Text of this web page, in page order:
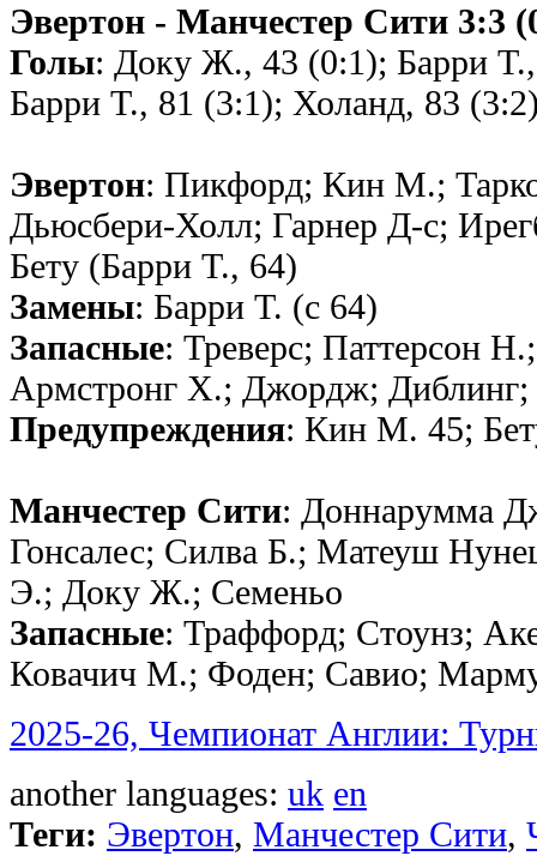
Эвертон - Манчестер Сити 3:3
Голы: Доку Ж., 43 (0:1); Барри
Барри T., 81 (3:1); Холанд, 83
Эвертон: Пикфорд; Кин М.;
Дьюсбери-Холл; Гарнер Д-с;
Бету (Барри T., 64)
Замены: Барри T. (с 64)
Запасные: Треверс; Паттерсон
Армстронг Х.; Джордж;
Предупреждения: Кин М. 45;
Манчестер Сити: Доннарумма
Гонсалес; Силва Б.; Матеуш
Э.; Доку Ж.; Семеньо
Запасные: Траффорд; Стоунз;
Ковачич М.; Фоден; Савио;
2025-26, Чемпионат Англии:
another languages: uk en
Теги: Эвертон, Манчестер Сити,